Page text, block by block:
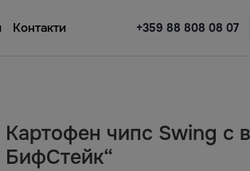
Контакти +359 88 808 08 07
Картофен чипс Swing с
БифСтейк“